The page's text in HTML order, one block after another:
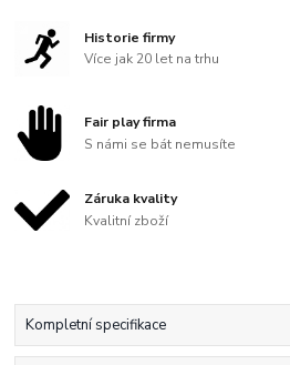
Historie firmy
Více jak 20 let na trhu
Fair play firma
S námi se bát nemusíte
Záruka kvality
Kvalitní zboží
Kompletní specifikace